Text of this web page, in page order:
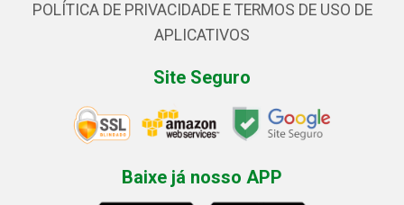
POLÍTICA DE PRIVACIDADE E TERMOS DE USO DE
APLICATIVOS
Site Seguro
Baixe já nosso APP